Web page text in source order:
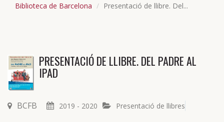
Biblioteca de Barcelona Presentació de llibre. Del...
PRESENTACIÓ DE LLIBRE. DEL PADRE AL
IPAD
BCFB 2019 - 2020 Presentació de llibres